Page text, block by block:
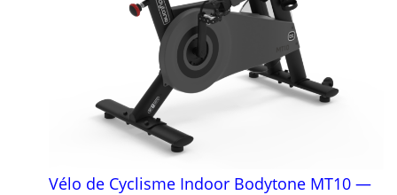
Vélo de Cyclisme Indoor Bodytone MT10 —